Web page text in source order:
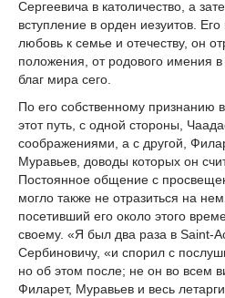
Сергеевича в католичество, а
вступление в орден иезуитов.
любовь к семье и отечеству, он
положения, от родового имения
благ мира сего.
По его собственному признанию
этот путь, с одной стороны,
соображениями, а с другой,
Муравьев, доводы которых он
Постоянное общение с
могло также не отразиться на
посетивший его около этого
своему. «Я был два раза в Saint-
Сербиновичу, «и спорил с
но об этом после; не он во всем
Филарет, Муравьев и весь